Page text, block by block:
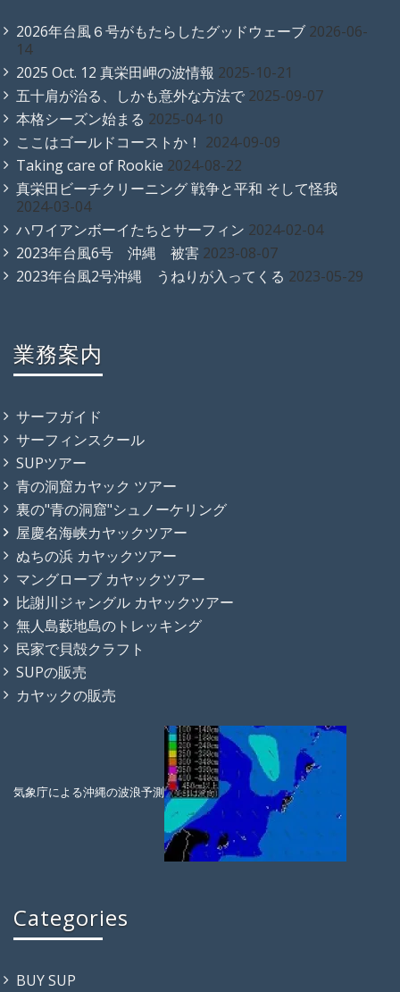
2026年台風６号がもたらしたグッドウェーブ 2026-06-
14
2025 Oct. 12 真栄田岬の波情報 2025-10-21
五十肩が治る、しかも意外な方法で 2025-09-07
本格シーズン始まる 2025-04-10
ここはゴールドコーストか！ 2024-09-09
Taking care of Rookie 2024-08-22
真栄田ビーチクリーニング 戦争と平和 そして怪我
2024-03-04
ハワイアンボーイたちとサーフィン 2024-02-04
2023年台風6号 沖縄 被害 2023-08-07
2023年台風2号沖縄 うねりが入ってくる 2023-05-29
業務案内
サーフガイド
サーフィンスクール
SUPツアー
青の洞窟カヤック ツアー
裏の"青の洞窟"シュノーケリング
屋慶名海峡カヤックツアー
ぬちの浜 カヤックツアー
マングローブ カヤックツアー
比謝川ジャングル カヤックツアー
無人島藪地島のトレッキング
民家で貝殻クラフト
SUPの販売
カヤックの販売
気象庁による沖縄の波浪予測
Categories
BUY SUP